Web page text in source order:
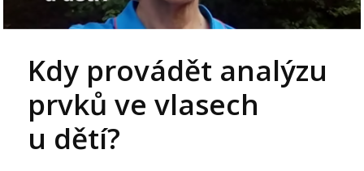
Kdy provádět analýzu
prvků ve vlasech
u dětí?